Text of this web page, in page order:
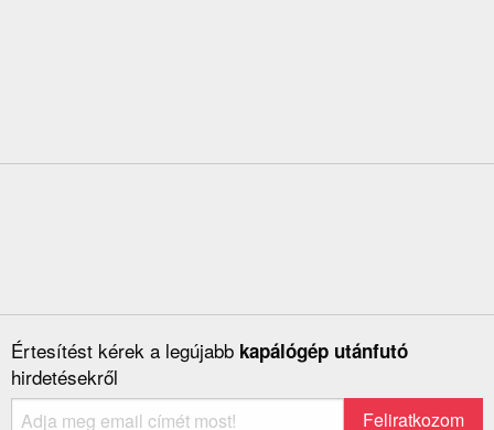
Értesítést kérek a legújabb kapálógép utánfutó
hirdetésekről